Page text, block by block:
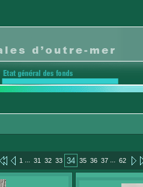
1 ... 31 32 33 34 35 36 37 ... 62